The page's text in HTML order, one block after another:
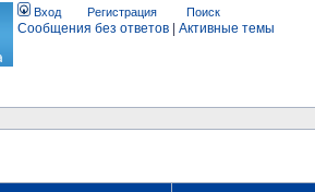
Вход Регистрация Поиск
Сообщения без ответов Активные темы